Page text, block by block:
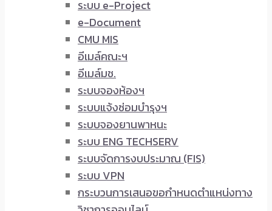
ระบบ e-Project
e-Document
CMU MIS
อีเมล์คณะฯ
อีเมล์มช.
ระบบจองห้องฯ
ระบบแจ้งซ่อมบำรุงฯ
ระบบจองยานพาหนะ
ระบบ ENG TECHSERV
ระบบจัดการงบประมาณ (FIS)
ระบบ VPN
กระบวนการเสนอขอกำหนดตำแหน่งทาง